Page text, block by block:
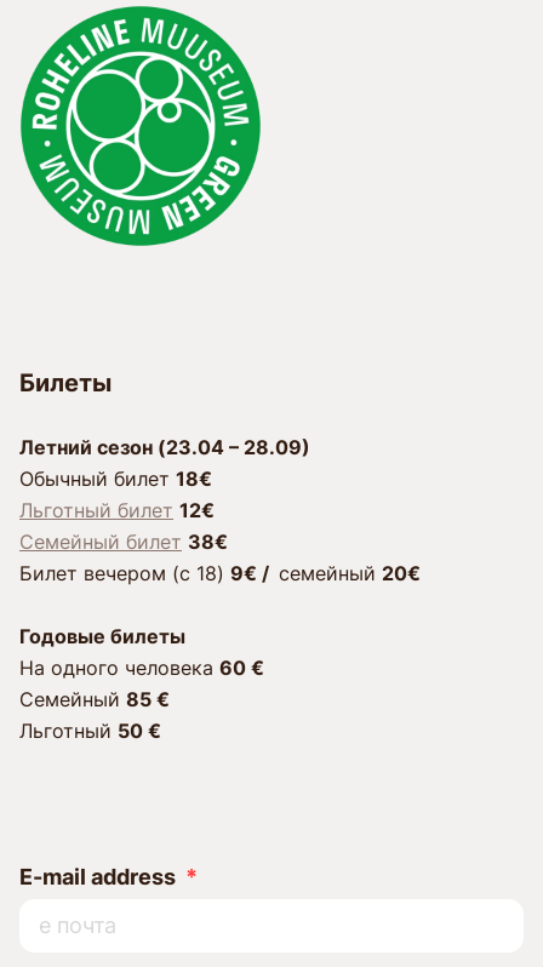
Билеты
Лeтний сезон (23.04 – 28.09)
Обычный билет 18€
Льготный билет 12€
Семейный билет 38€
Билет вечером (c 18) 9€ / cемейный 20€
Годовые билеты
Hа одного человека 60 €
Семейный 85 €
Льготный 50 €
E-mail address